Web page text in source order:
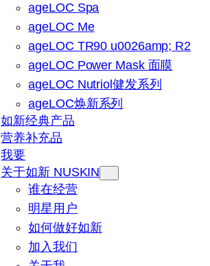
ageLOC Spa
ageLOC Me
ageLOC TR90 u0026amp; R2
ageLOC Power Mask 面膜
ageLOC Nutriol健发系列
ageLOC焕新系列
如新经典产品
营养补充品
我要
关于如新 NUSKIN
谁在经营
明星用户
如何做好如新
加入我们